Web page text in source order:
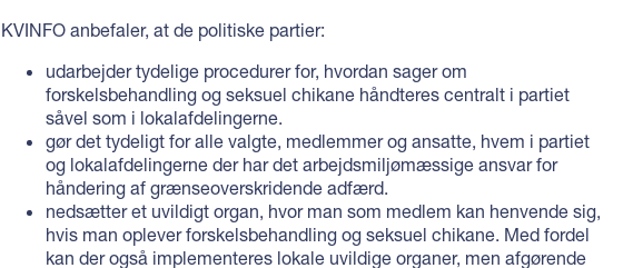
KVINFO anbefaler, at de politiske partier:
udarbejder tydelige procedurer for, hvordan sager om
forskelsbehandling og seksuel chikane håndteres centralt i partiet
såvel som i lokalafdelingerne.
gør det tydeligt for alle valgte, medlemmer og ansatte, hvem i partiet
og lokalafdelingerne der har det arbejdsmiljømæssige ansvar for
håndering af grænseoverskridende adfærd.
nedsætter et uvildigt organ, hvor man som medlem kan henvende sig,
hvis man oplever forskelsbehandling og seksuel chikane. Med fordel
kan der også implementeres lokale uvildige organer, men afgørende